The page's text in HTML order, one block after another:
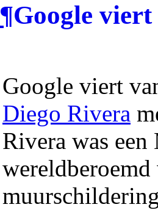
¶Google
Google viert
Diego Rivera
Rivera was een